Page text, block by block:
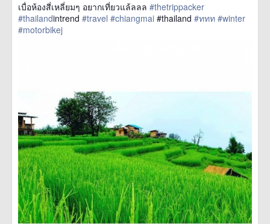
เบื่อห้องสี่เหลี่ยมๆ อยากเที่ยวแล้ลลล #thetrippacker
#thailandintrend #travel #chiangmai #thailand #ททท #winter
#motorbikej